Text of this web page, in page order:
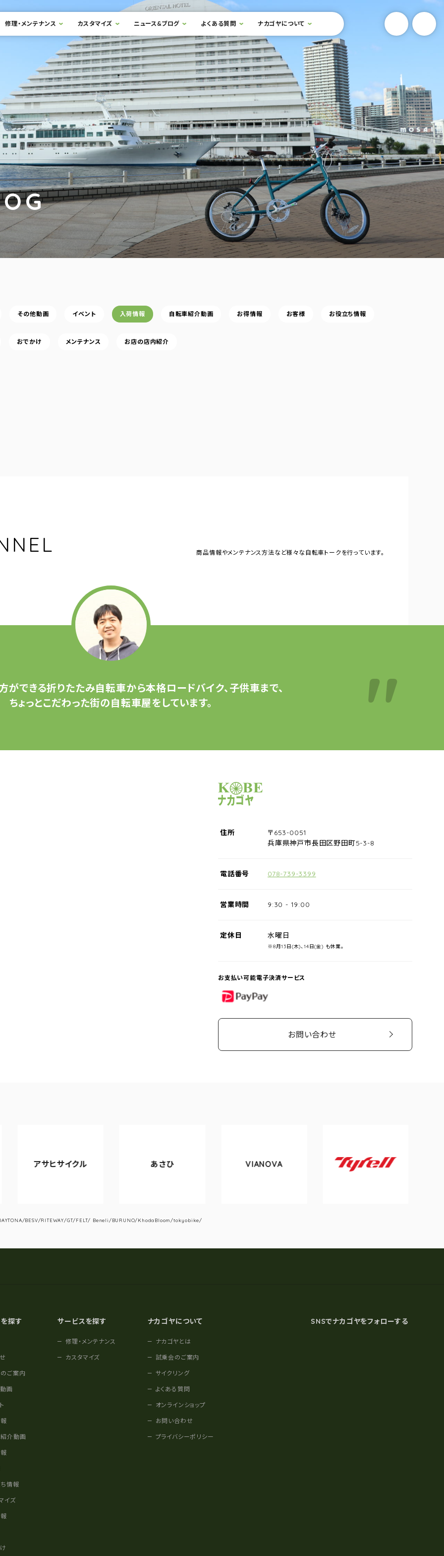
修理・メンテナンス カスタマイズ ニュース&ブログ よくある質問 ナカゴヤについて 検索フォームを開閉する YouTube
その他動画 イベント 入荷情報 自転車紹介動画 お得情報 お客様 お役立ち情報
おでかけ メンテナンス お店の店内紹介
商品情報やメンテナンス方法など様々な自転車トークを行っています。
ができる折りたたみ自転車から本格ロードバイク、子供車まで、
ちょっとこだわった街の自転車屋をしています。
サイクルショップナカゴヤ
住所
〒653-0051
兵庫県神戸市長田区野田町5-3-8
電話番号 078-739-3399
営業時間 9:30 - 19:00
定休日 水曜日
※8月13日(木)、14日(金) も休業。
お支払い可能電子決済サービス
PayPay
お問い合わせ
アサヒサイクル あさひ VIANOVA
Tyrell
BESV/RITEWAY/GT/FELT/ Beneli/BURUNO/KhodaBloom/tokyobike/
探す
ご案内
画
介動画
情報
イズ
サービスを探す
修理・メンテナンス
カスタマイズ
ナカゴヤについて
ナカゴヤとは
試乗会のご案内
サイクリング
よくある質問
オンラインショップ
お問い合わせ
プライバシーポリシー
SNSでナカゴヤをフォローする